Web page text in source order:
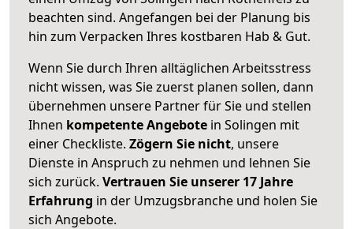
beachten sind. Angefangen bei der Planung bis
hin zum Verpacken Ihres kostbaren Hab & Gut.
Wenn Sie durch Ihren alltäglichen Arbeitsstress
nicht wissen, was Sie zuerst planen sollen, dann
übernehmen unsere Partner für Sie und stellen
Ihnen kompetente Angebote in Solingen mit
einer Checkliste. Zögern Sie nicht, unsere
Dienste in Anspruch zu nehmen und lehnen Sie
sich zurück. Vertrauen Sie unserer 17 Jahre
Erfahrung in der Umzugsbranche und holen Sie
sich Angebote.